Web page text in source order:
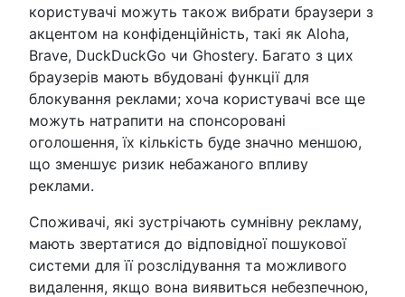
користувачі можуть також вибрати браузери з
акцентом на конфіденційність, такі як Aloha,
Brave, DuckDuckGo чи Ghostery. Багато з цих
браузерів мають вбудовані функції для
блокування реклами; хоча користувачі все ще
можуть натрапити на спонсоровані
оголошення, їх кількість буде значно меншою,
що зменшує ризик небажаного впливу
реклами.
Споживачі, які зустрічають сумнівну рекламу,
мають звертатися до відповідної пошукової
системи для її розслідування та можливого
видалення, якщо вона виявиться небезпечною,